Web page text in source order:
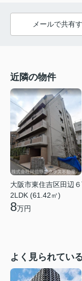
メールで共有
近隣の物件
大阪市東住吉区田辺６
2LDK (61.42㎡)
8万円
よく見られてい